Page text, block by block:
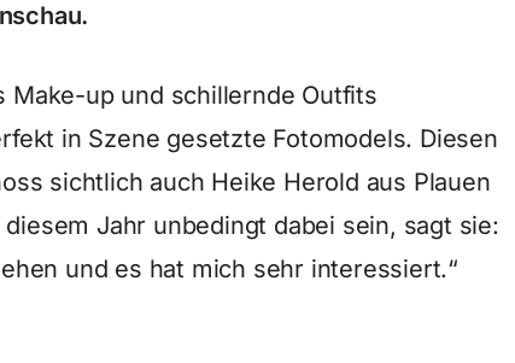
Make-up und schillernde Outfits
in Szene gesetzte Fotomodels. Diesen
sichtlich auch Heike Herold aus Plauen
Jahr unbedingt dabei sein, sagt sie:
und es hat mich sehr interessiert.“